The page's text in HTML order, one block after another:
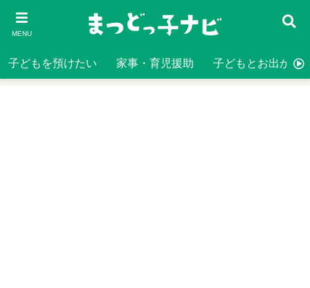
MENU
子どもを預けたい 家事・育児援助 子どもとお出かけ